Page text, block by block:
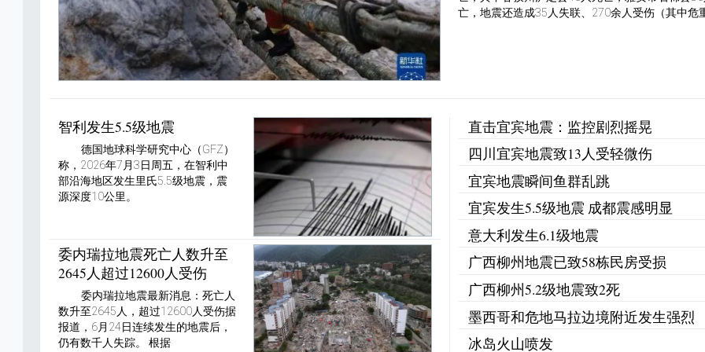
亡，地震还造成35人失联、270余人受伤（其中危
智利发生5.5级地震
德国地球科学研究中心（GFZ）
称，2026年7月3日周五，在智利中
部沿海地区发生里氏5.5级地震，震
源深度10公里。
委内瑞拉地震死亡人数升至
2645人超过12600人受伤
委内瑞拉地震最新消息：死亡人
数升至2645人，超过12600人受伤据
报道，6月24日连续发生的地震后，
仍有数千人失踪。 根据
直击宜宾地震：监控剧烈摇晃
四川宜宾地震致13人受轻微伤
宜宾地震瞬间鱼群乱跳
宜宾发生5.5级地震 成都震感明显
意大利发生6.1级地震
广西柳州地震已致58栋民房受损
广西柳州5.2级地震致2死
墨西哥和危地马拉边境附近发生强烈
冰岛火山喷发